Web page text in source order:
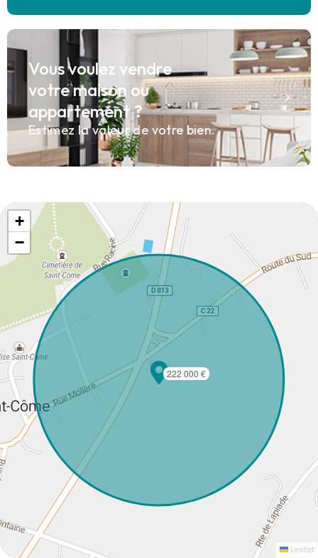
Vous voulez vendre
votre maison ou
appartement ?
Estimez la valeur de votre bien.
222 000 €
+
−
Leaflet